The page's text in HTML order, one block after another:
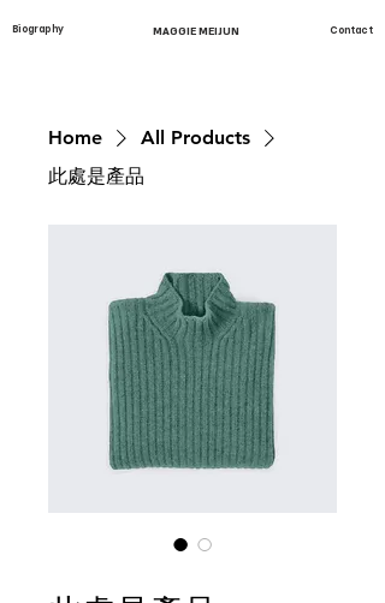
MAGGIE MEIJUN
Biography Contact
Home
All Products
此處是產品